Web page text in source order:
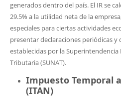
generados dentro del país. El IR se
29.5% a la utilidad neta de la
especiales para ciertas actividades
presentar declaraciones periódicas y
establecidas por la
Tributaria (SUNAT).
Impuesto Temporal
(ITAN)